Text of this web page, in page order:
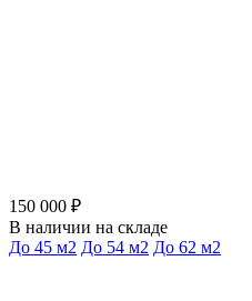
150 000 ₽
В наличии на складе
До 45 м2 До 54 м2 До 62 м2